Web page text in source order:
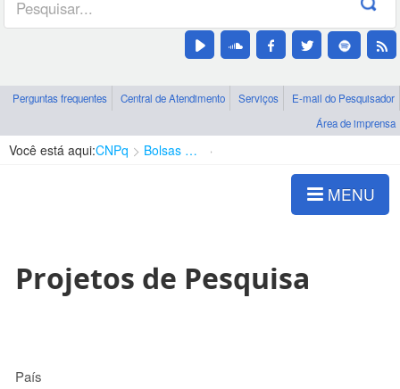
Perguntas frequentes Central de Atendimento Serviços
E-mail do Pesquisador
Área de imprensa
Você está aqui:CNPq Bolsas e Auxílios Vigentes
MENU
Projetos de Pesquisa
País